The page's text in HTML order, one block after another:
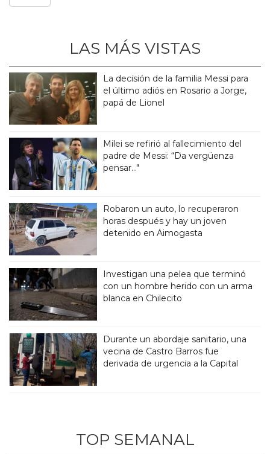
LAS MÁS VISTAS
La decisión de la familia Messi para
el último adiós en Rosario a Jorge,
papá de Lionel
Milei se refirió al fallecimiento del
padre de Messi: “Da vergüenza
pensar..."
Robaron un auto, lo recuperaron
horas después y hay un joven
detenido en Aimogasta
Investigan una pelea que terminó
con un hombre herido con un arma
blanca en Chilecito
Durante un abordaje sanitario, una
vecina de Castro Barros fue
derivada de urgencia a la Capital
TOP SEMANAL